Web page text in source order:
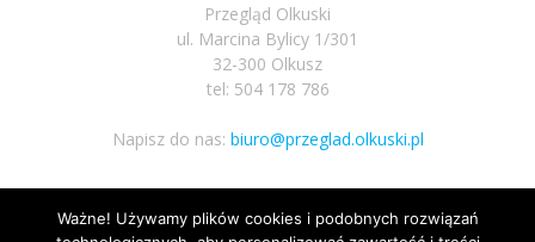
Przegląd Olkuski
ul. Marcina Bylicy 1/301
32-300 Olkusz
tel: 504 178 786
Napisz do nas: biuro@przeglad.olkuski.pl
Podążaj za nami
Ważne! Używamy plików cookies i podobnych rozwiązań